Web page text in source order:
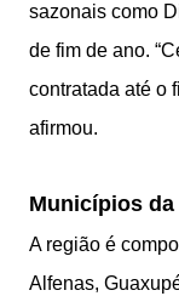
sazonais como
de fim de ano.
contratada até o
afirmou.
Municípios
A região é
Alfenas,